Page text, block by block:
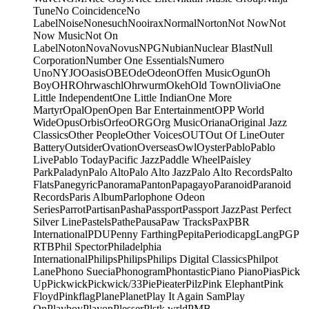
TuneNo CoincidenceNo
LabelNoiseNonesuchNooiraxNormalNortonNot NowNot
Now MusicNot On
LabelNotonNovaNovusNPGNubianNuclear BlastNull
CorporationNumber One EssentialsNumero
UnoNYJOOasisOBEOdeOdeonOffen MusicOgunOh
BoyOHROhrwaschlOhrwurmOkehOld TownOliviaOne
Little IndependentOne Little IndianOne More
MartyrOpalOpenOpen Bar EntertainmentOPP World
WideOpusOrbisOrfeoORGOrg MusicOrianaOriginal Jazz
ClassicsOther PeopleOther VoicesOUTOut Of LineOuter
BatteryOutsiderOvationOverseasOwlOysterPabloPablo
LivePablo TodayPacific JazzPaddle WheelPaisley
ParkPaladynPalo AltoPalo Alto JazzPalo Alto RecordsPalto
FlatsPanegyricPanoramaPantonPapagayoParanoidParanoid
RecordsParis AlbumParlophone Odeon
SeriesParrotPartisanPashaPassportPassport JazzPast Perfect
Silver LinePastelsPathePausaPaw TracksPaxPBR
InternationalPDUPenny FarthingPepitaPeriodicapgLangPGP
RTBPhil SpectorPhiladelphia
InternationalPhilipsPhilipsPhilips Digital ClassicsPhilpot
LanePhono SueciaPhonogramPhontasticPiano PianoPiasPick
UpPickwickPickwick/33PiePieaterPilzPink ElephantPink
FloydPinkflagPlanePlanetPlay It Again SamPlay